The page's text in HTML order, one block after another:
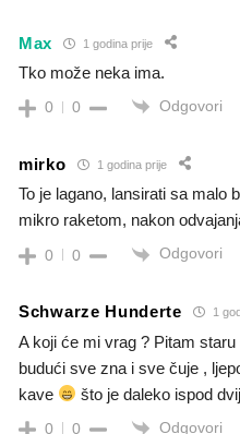
Max 1 godina prije
Tko može neka ima.
0 0 Odgovori
mirko 1 godina prije
To je lagano, lansirati sa malo
mikro raketom, nakon
0 0 Odgovori
Schwarze Hunderte 1
A koji će mi vrag ? Pitam
budući sve zna i sve čuje ,
kave
što je daleko ispod
0 0 Odgovori